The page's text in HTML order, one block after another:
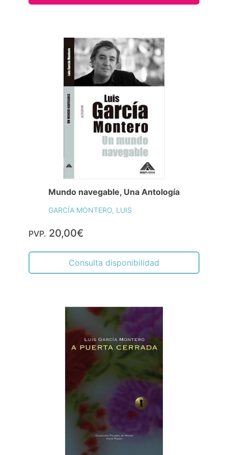
Mundo navegable, Una Antología
GARCÍA MONTERO, LUIS
PVP. 20,00€
Consulta disponibilidad